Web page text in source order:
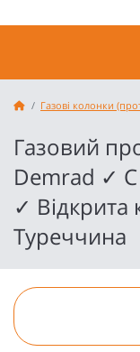
Газові колонки
Газовий
Demrad ✓ C
✓ Відкрита
Туреччина